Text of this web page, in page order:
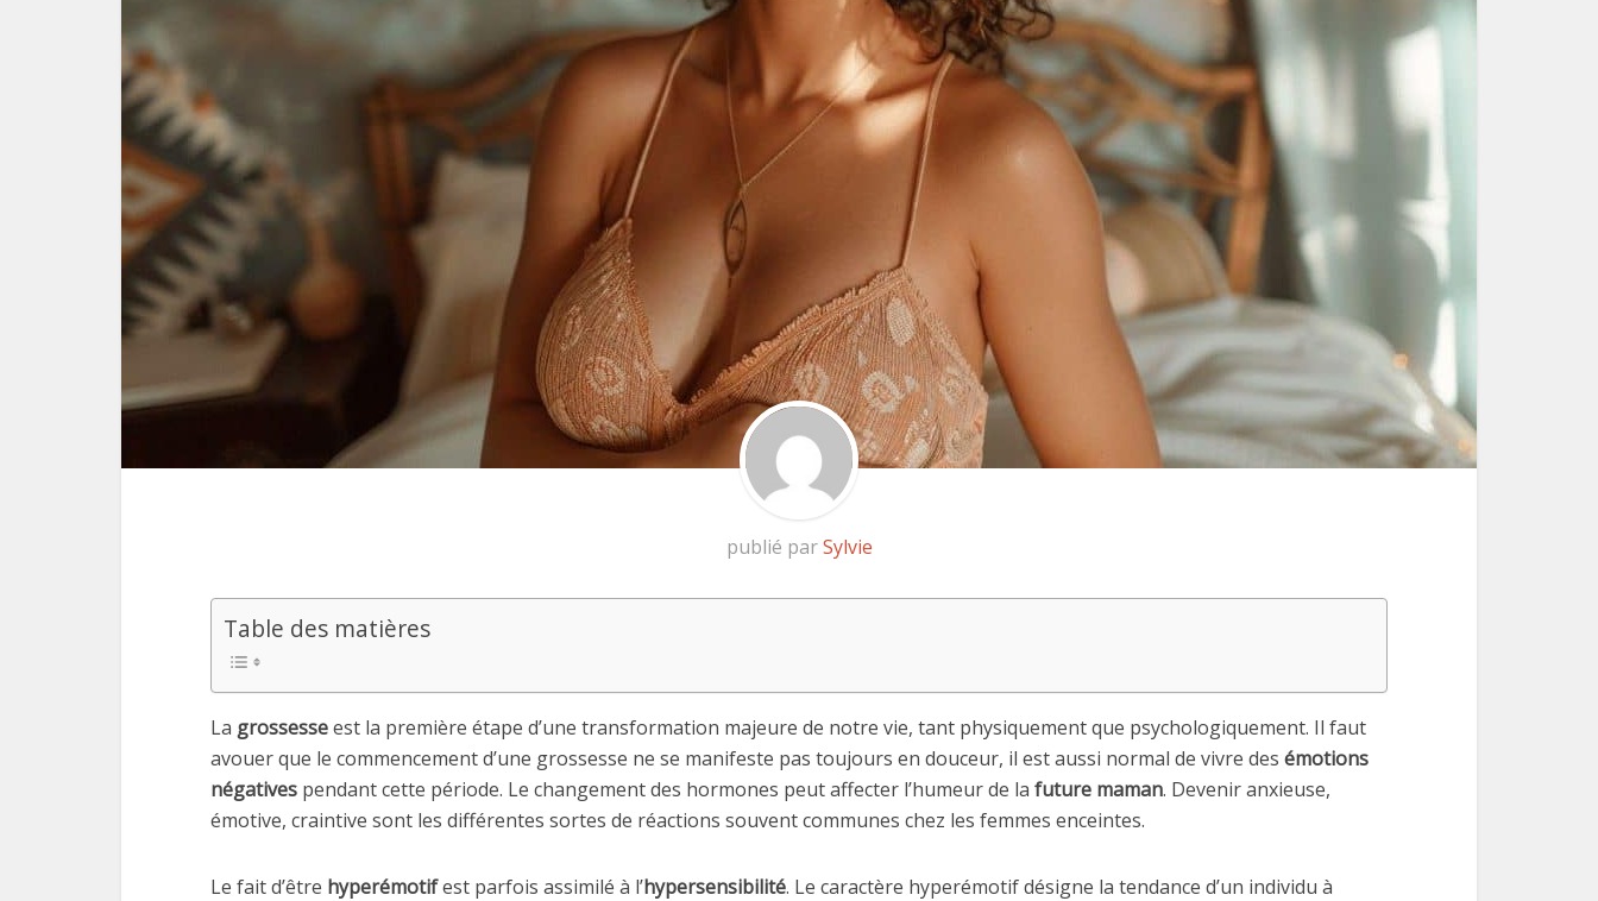
publié parSylvie
Table des matières
La grossesseest la première étape d’une transformation majeure de notre vie, tant physiquement que psychologiquement. Il faut
avouer que le commencement d’une grossesse ne se manifeste pas toujours en douceur, il est aussi normal de vivre des émotions
négatives pendant cette période. Le changement des hormones peut affecter l’humeur de la future maman. Devenir anxieuse,
émotive, craintive sont les différentes sortes de réactions souvent communes chez les femmes enceintes.
Le fait d’être hyperémotifest parfois assimilé à l’hypersensibilité. Le caractère hyperémotif désigne la tendance d’un individu à